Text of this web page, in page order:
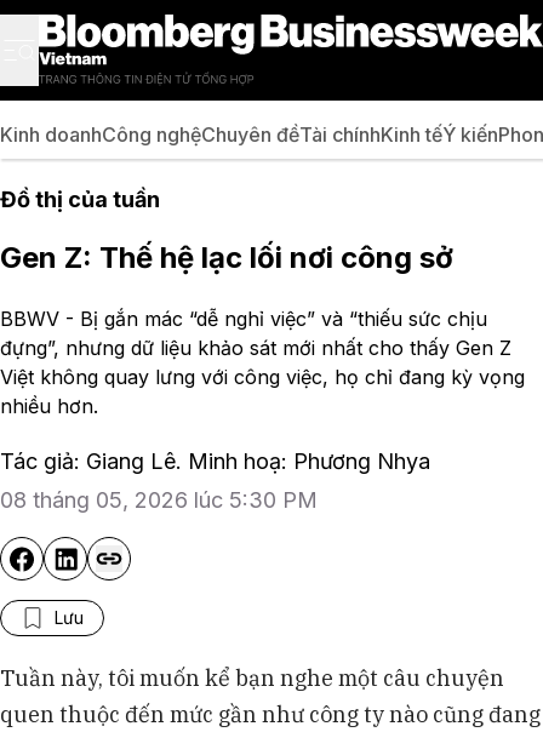
Kinh doanhCông nghệChuyên đềTài chínhKinh tếÝ kiến
Đồ thị của tuần
Gen Z: Thế hệ lạc lối nơi công sở
BBWV - Bị gắn mác “dễ nghỉ việc” và “thiếu sức chịu
đựng”, nhưng dữ liệu khảo sát mới nhất cho thấy Gen Z
Việt không quay lưng với công việc, họ chỉ đang kỳ vọng
nhiều hơn.
Tác giả: Giang Lê. Minh hoạ: Phương Nhya
08 tháng 05, 2026 lúc 5:30 PM
Lưu
Tuần này, tôi muốn kể bạn nghe một câu chuyện
quen thuộc đến mức gần như công ty nào cũng đang